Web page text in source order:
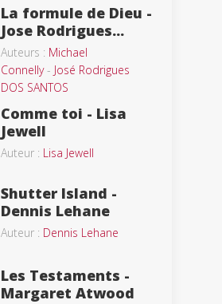
La formule de Dieu -
Jose Rodrigues...
Auteurs : Michael
Connelly- José Rodrigues
DOS SANTOS
Comme toi - Lisa
Jewell
Auteur : Lisa Jewell
Shutter Island -
Dennis Lehane
Auteur : Dennis Lehane
Les Testaments -
Margaret Atwood